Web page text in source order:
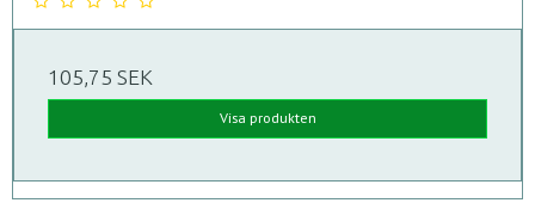
105,75 SEK
Visa produkten